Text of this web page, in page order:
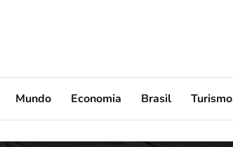
Mundo Economia Brasil Turismo